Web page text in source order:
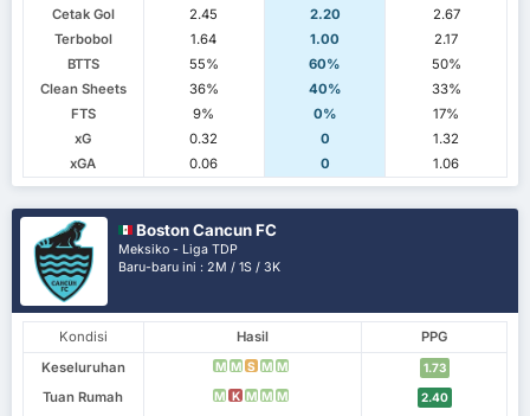
Cetak Gol
2.45 2.20
2.67
Terbobol
1.64 1.00
2.17
BTTS
55% 60%
50%
Clean Sheets
36% 40%
33%
FTS
9% 0%
17%
xG
0.32 0
1.32
xGA
0.06 0 1.06
Boston Cancun FC
Meksiko - Liga TDP
Baru-baru ini : 2M / 1S / 3K
Kondisi Hasil
PPG
Keseluruhan
M M S M M 1.73
Tuan Rumah M K M M M 2.40